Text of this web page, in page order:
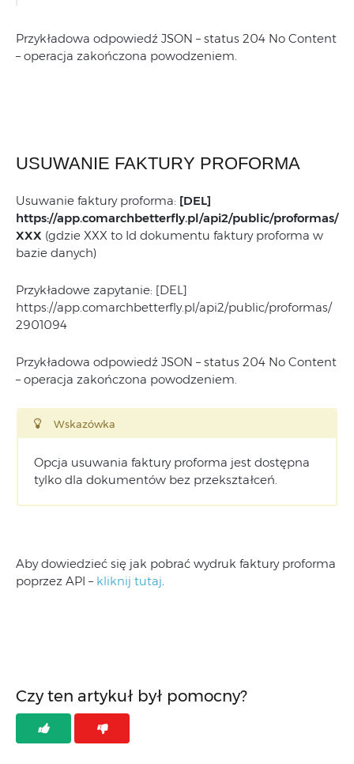
Przykładowa odpowiedź JSON – status 204 No Content
– operacja zakończona powodzeniem.
USUWANIE FAKTURY PROFORMA
Usuwanie faktury proforma: [DEL]
https://app.comarchbetterfly.pl/api2/public/proformas/
XXX (gdzie XXX to Id dokumentu faktury proforma w
bazie danych)
Przykładowe zapytanie: [DEL]
https://app.comarchbetterfly.pl/api2/public/proformas/
2901094
Przykładowa odpowiedź JSON – status 204 No Content
– operacja zakończona powodzeniem.
Wskazówka
Opcja usuwania faktury proforma jest dostępna
tylko dla dokumentów bez przekształceń.
Aby dowiedzieć się jak pobrać wydruk faktury proforma
poprzez API – kliknij tutaj.
Czy ten artykuł był pomocny?